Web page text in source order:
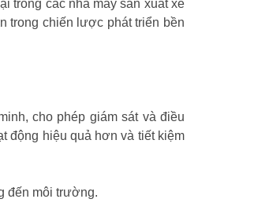
trong các nhà máy sản xuất xe
trong chiến lược phát triển bền
cho phép giám sát và điều
động hiệu quả hơn và tiết kiệm
đến môi trường.